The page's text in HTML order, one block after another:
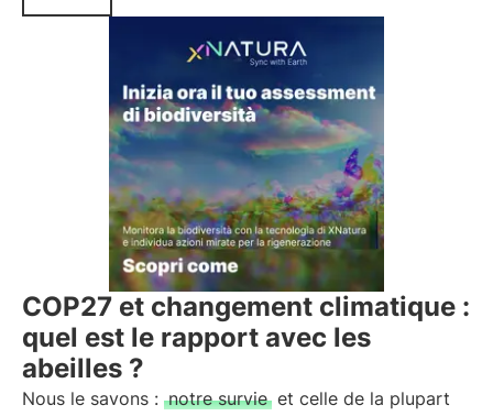
COP27 et changement climatique :
quel est le rapport avec les
abeilles ?
Nous le savons : notre survie et celle de la plupart